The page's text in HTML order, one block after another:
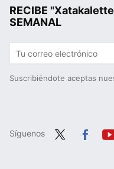
RECIBE
SEMANAL
Suscribiéndote aceptas
Síguenos